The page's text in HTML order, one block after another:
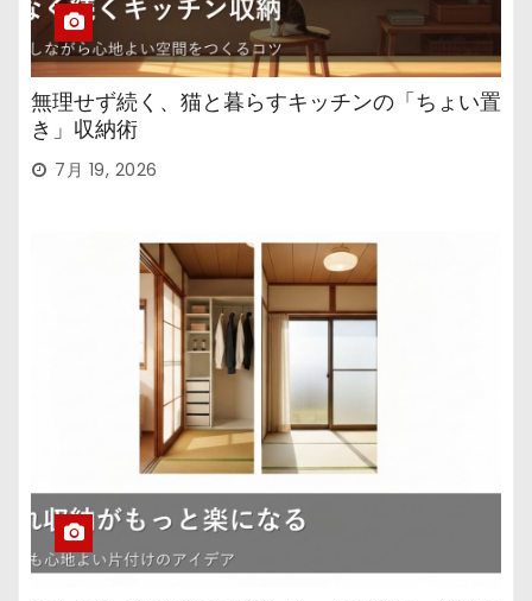
無理せず続く、猫と暮らすキッチンの「ちょい置
き」収納術
7月 19, 2026